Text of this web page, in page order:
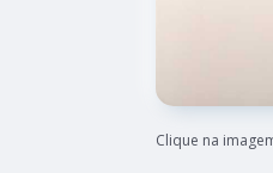
Clique na